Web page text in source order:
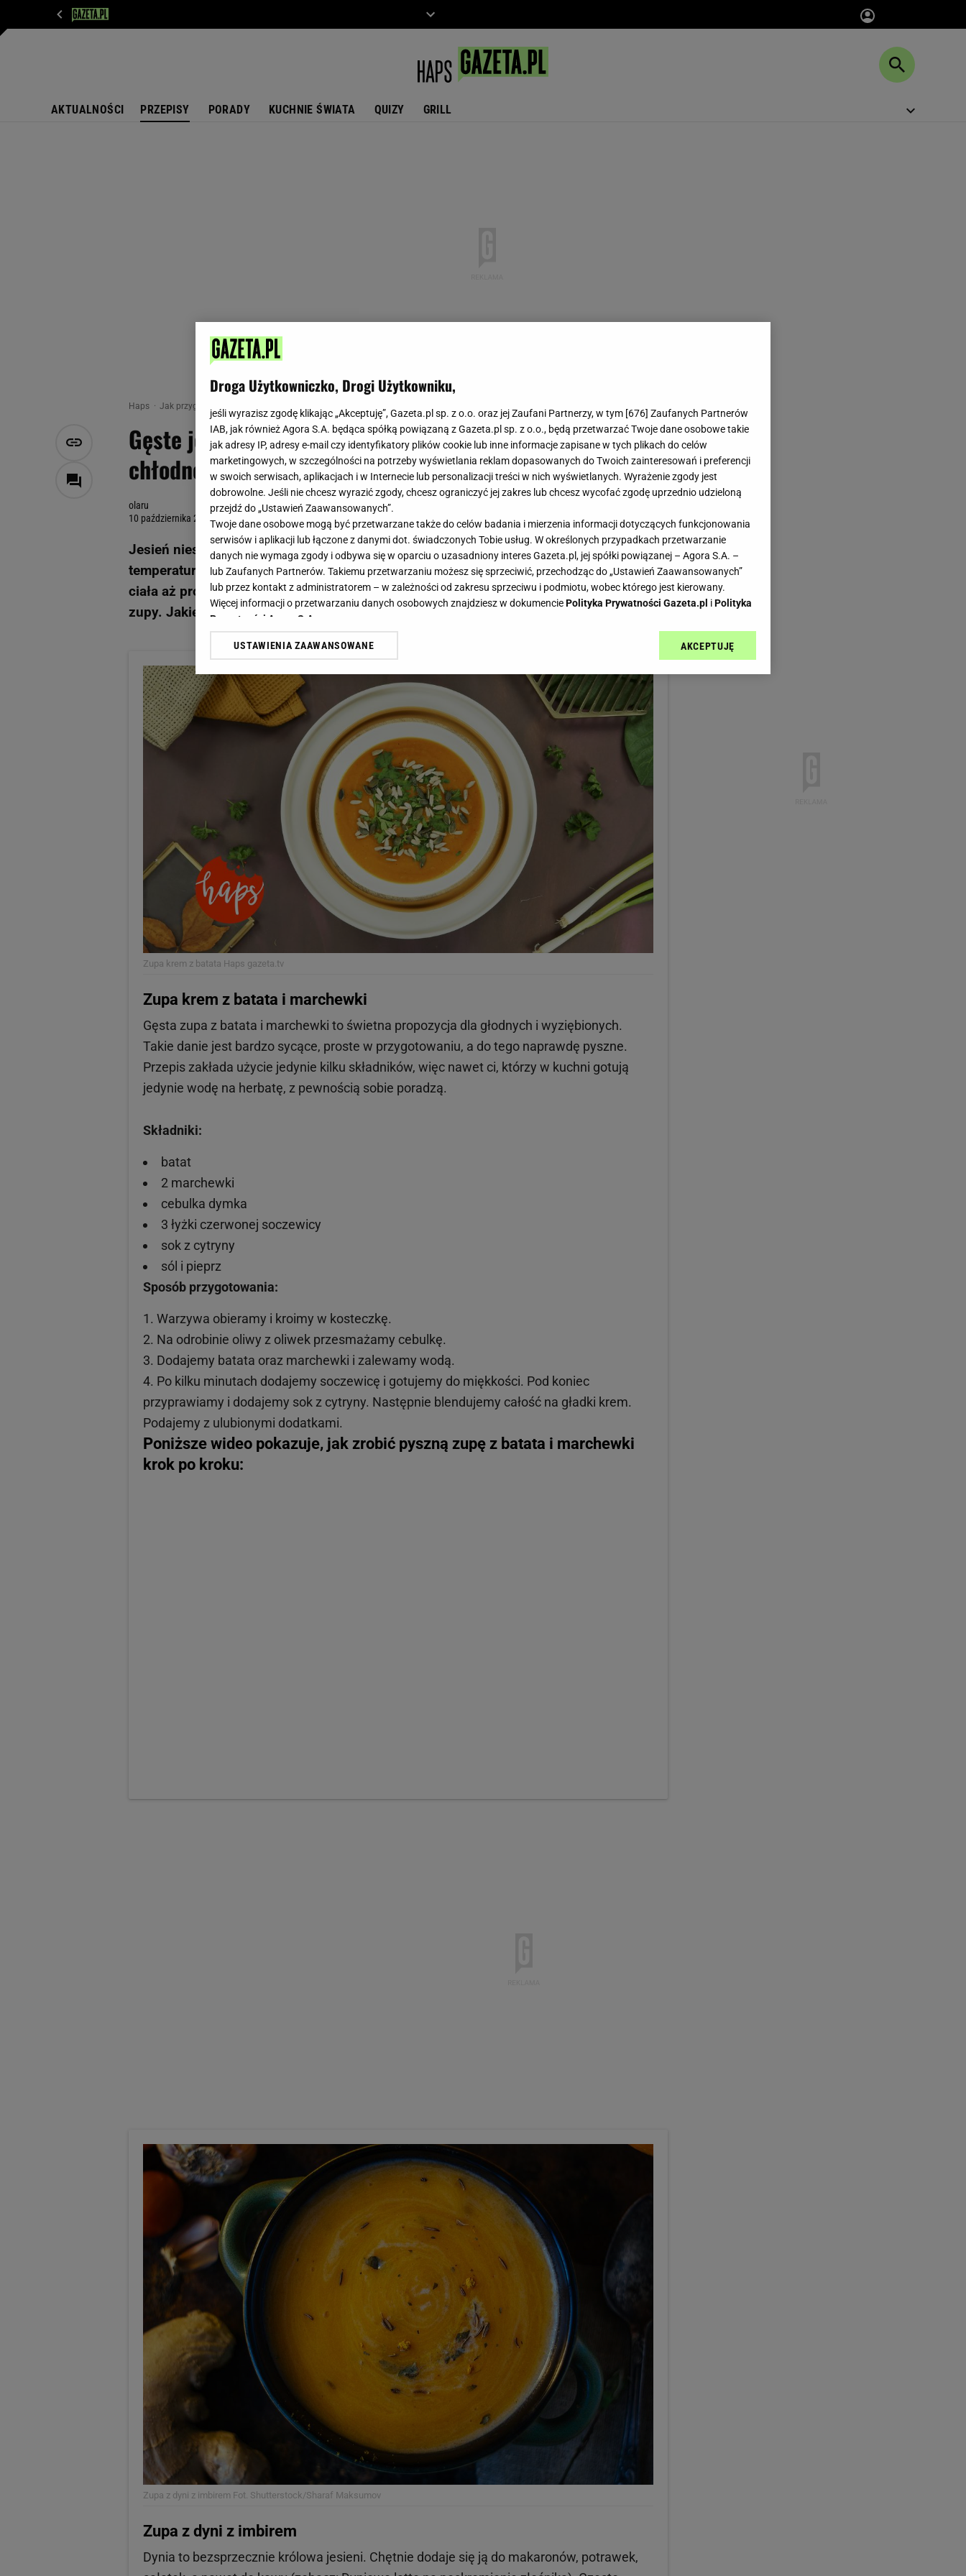
AKTUALNOŚCI PRZEPISY PORADY KUCHNIE ŚWIATA QUIZY GRILL
Haps Jak przygotować
Gęste jesienne zupy, które na pewno rozgrzeją was w
chłodne dni [PIĘĆ PRZEPISÓW]
olaru
10 października 2019, 13:45
Jesień niesie ze sobą pięknie wyglądające parki, ale też znaczne obniżenie
temperatury. Spacery w takich okolicznościach przyrody są przyjemne, ale wyziębione
ciała aż proszą o coś ciepłego do jedzenia. Rozwiązaniem są sycące, rozgrzewające
zupy. Jakie warto przygotować? Oto nasze propozycje.
Zupa krem z batata Haps gazeta.tv
Zupa krem z batata i marchewki
Gęsta zupa z batata i marchewki to świetna propozycja dla głodnych i wyziębionych.
Takie danie jest bardzo sycące, proste w przygotowaniu, a do tego naprawdę pyszne.
Przepis zakłada użycie jedynie kilku składników, więc nawet ci, którzy w kuchni gotują
jedynie wodę na herbatę, z pewnością sobie poradzą.
Składniki:
batat
2 marchewki
cebulka dymka
3 łyżki czerwonej soczewicy
sok z cytryny
sól i pieprz
Sposób przygotowania:
Warzywa obieramy i kroimy w kosteczkę.
Na odrobinie oliwy z oliwek przesmażamy cebulkę.
Dodajemy batata oraz marchewki i zalewamy wodą.
Po kilku minutach dodajemy soczewicę i gotujemy do miękkości. Pod koniec
przyprawiamy i dodajemy sok z cytryny. Następnie blendujemy całość na gładki krem.
Podajemy z ulubionymi dodatkami.
Poniższe wideo pokazuje, jak zrobić pyszną zupę z batata i marchewki
krok po kroku:
Zupa z dyni z imbirem Fot. Shutterstock/Sharaf Maksumov
Zupa z dyni z imbirem
Dynia to bezsprzecznie królowa jesieni. Chętnie dodaje się ją do makaronów, potrawek,
Droga Użytkowniczko, Drogi Użytkowniku,
jeśli wyrazisz zgodę klikając „Akceptuję”, Gazeta.pl sp. z o.o. oraz jej Zaufani Partnerzy, w tym [676] Zaufanych Partnerów
IAB, jak również Agora S.A. będąca spółką powiązaną z Gazeta.pl sp. z o.o., będą przetwarzać Twoje dane osobowe takie
jak adresy IP, adresy e-mail czy identyfikatory plików cookie lub inne informacje zapisane w tych plikach do celów
marketingowych, w szczególności na potrzeby wyświetlania reklam dopasowanych do Twoich zainteresowań i preferencji
w swoich serwisach, aplikacjach i w Internecie lub personalizacji treści w nich wyświetlanych. Wyrażenie zgody jest
dobrowolne. Jeśli nie chcesz wyrazić zgody, chcesz ograniczyć jej zakres lub chcesz wycofać zgodę uprzednio udzieloną
przejdź do „Ustawień Zaawansowanych”.
Twoje dane osobowe mogą być przetwarzane także do celów badania i mierzenia informacji dotyczących funkcjonowania
serwisów i aplikacji lub łączone z danymi dot. świadczonych Tobie usług. W określonych przypadkach przetwarzanie
danych nie wymaga zgody i odbywa się w oparciu o uzasadniony interes Gazeta.pl, jej spółki powiązanej – Agora S.A. –
lub Zaufanych Partnerów. Takiemu przetwarzaniu możesz się sprzeciwić, przechodząc do „Ustawień Zaawansowanych”
lub przez kontakt z administratorem – w zależności od zakresu sprzeciwu i podmiotu, wobec którego jest kierowany.
Więcej informacji o przetwarzaniu danych osobowych znajdziesz w dokumenciePolityka Prywatności Gazeta.pl iPolityka
Prywatności Agora S.A.
Klikając „Akceptuję” wyrażasz też zgodę na zainstalowanie i przechowywanie plików cookie Gazeta.pl sp. z o.o., jej
dotyczące plików cookie, wywołując narzędzie do zarządzania twoimi preferencjami dot. przetwarzania danych poprzez
odnośnik „Ustawienia prywatności ” w stopce serwisu i przechodząc do „Ustawień Zaawansowanych”. Zmiana ustawień
plików cookie możliwa jest także za pomocą ustawień przeglądarki.
My, nasi Zaufani Partnerzy i Agora S.A. możemy przetwarzać dane osobowe w następujących celach:
Użycie dokładnych danych geolokalizacyjnych. Aktywne skanowanie charakterystyki urządzenia do celów identyfikacji.
Przechowywanie informacji na urządzeniu lub dostęp do nich. Spersonalizowane reklamy i treści, pomiar reklam i treści,
badnie odbiorców i ulepszanie usług.Lista Zaufanych Partnerów
USTAWIENIA ZAAWANSOWANE AKCEPTUJĘ